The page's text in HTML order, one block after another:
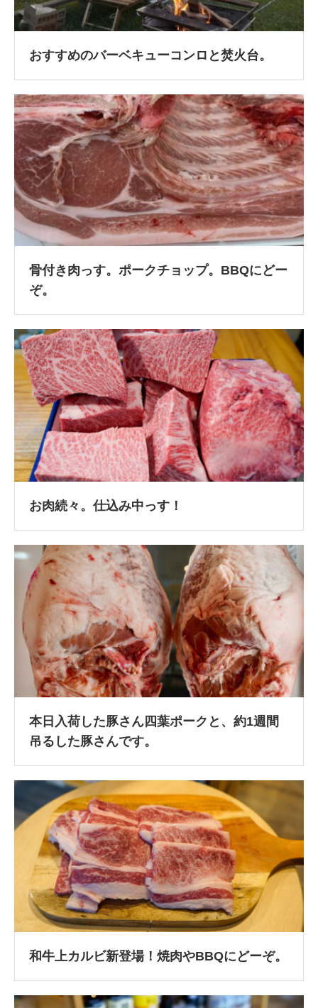
おすすめのバーベキューコンロと焚火台。
骨付き肉っす。ポークチョップ。BBQにどー
ぞ。
お肉続々。仕込み中っす！
本日入荷した豚さん四葉ポークと、約1週間
吊るした豚さんです。
和牛上カルビ新登場！焼肉やBBQにどーぞ。